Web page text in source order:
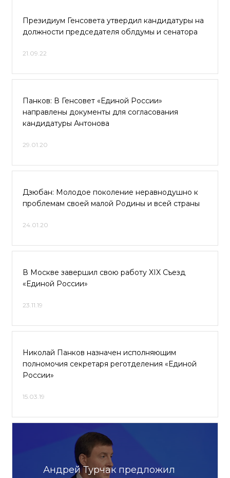
Президиум Генсовета утвердил кандидатуры на
должности председателя облдумы и сенатора
21.09.22
Панков: В Генсовет «Единой России»
направлены документы для согласования
кандидатуры Антонова
29.01.20
Дзюбан: Молодое поколение неравнодушно к
проблемам своей малой Родины и всей страны
24.01.20
В Москве завершил свою работу XIX Съезд
«Единой России»
23.11.19
Николай Панков назначен исполняющим
полномочия секретаря реготделения «Единой
России»
15.03.19
Андрей Турчак предложил